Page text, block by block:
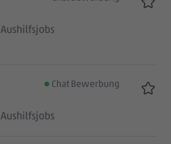
Aushilfsjobs
Chat Bewerbung
Aushilfsjobs